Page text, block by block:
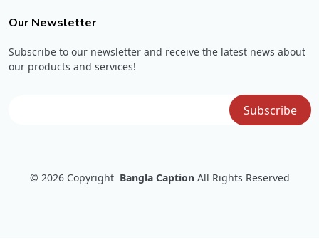
Our Newsletter
Subscribe to our newsletter and receive the latest news about
our products and services!
© 2026 Copyright Bangla Caption All Rights Reserved